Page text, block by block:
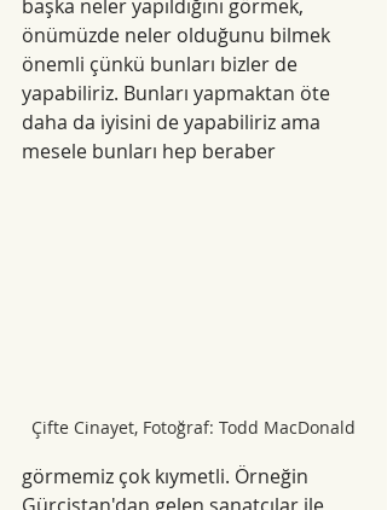
başka neler yapıldığını görmek,
önümüzde neler olduğunu bilmek
önemli çünkü bunları bizler de
yapabiliriz. Bunları yapmaktan öte
daha da iyisini de yapabiliriz ama
mesele bunları hep beraber
Çifte Cinayet, Fotoğraf: Todd MacDonald
görmemiz çok kıymetli. Örneğin